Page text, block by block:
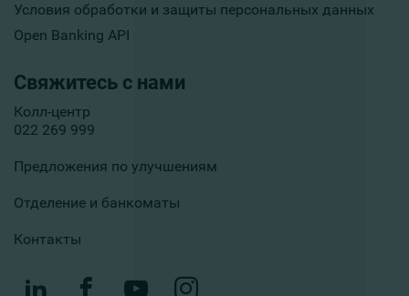
Условия обработки и защиты персональных данных
Open Banking API
Свяжитесь с нами
Колл-центр
022 269 999
Предложения по улучшениям
Отделение и банкоматы
Контакты